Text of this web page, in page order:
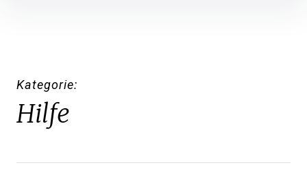
Kategorie
Hilfe